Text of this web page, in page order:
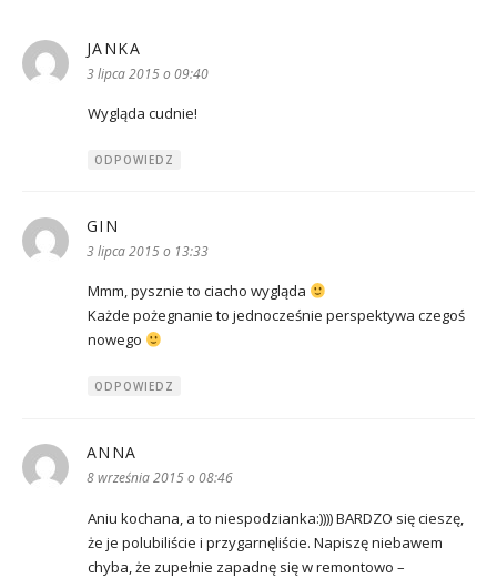
JANKA
3 lipca 2015 o 09:40
Wygląda cudnie!
ODPOWIEDZ
GIN
3 lipca 2015 o 13:33
Mmm, pysznie to ciacho wygląda
Każde pożegnanie to jednocześnie perspektywa czegoś
nowego
ODPOWIEDZ
ANNA
8 września 2015 o 08:46
Aniu kochana, a to niespodzianka:)))) BARDZO się cieszę,
że je polubiliście i przygarnęliście. Napiszę niebawem
chyba, że zupełnie zapadnę się w remontowo –